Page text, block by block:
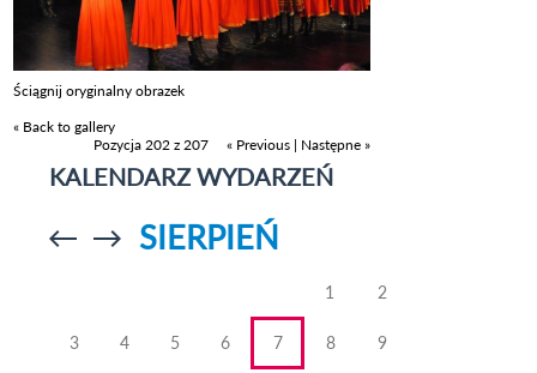
Ściągnij oryginalny obrazek
« Back to gallery
Pozycja 202 z 207
« Previous | Następne »
KALENDARZ WYDARZEŃ
Przejdź doPrzejdź do
SIERPIEŃ
1 2
3 4 5 6 7 8 9